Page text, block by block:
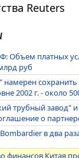
Reuters
Объем платных
руб
сохранить
2002 г. - около
трубный завод"
о
в два
финансов Китая